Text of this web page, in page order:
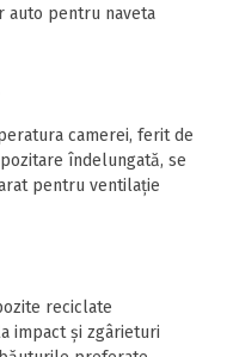
auto pentru naveta
camerei, ferit de
îndelungată, se
pentru ventilație
reciclate
impact și zgârieturi